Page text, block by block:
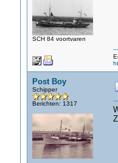
SCH 84 voortvaren
Post Boy
Schipper
Berichten: 1317